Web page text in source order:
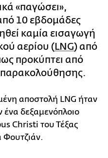
«παγώσει»,
10 εβδομάδες
καμία εισαγωγή
αερίου (LNG) από
προκύπτει από
παρακολούθησης.
αποστολή LNG ήταν
ένα δεξαμενόπλοιο
Christi του Τέξας
Φουτζιάν.